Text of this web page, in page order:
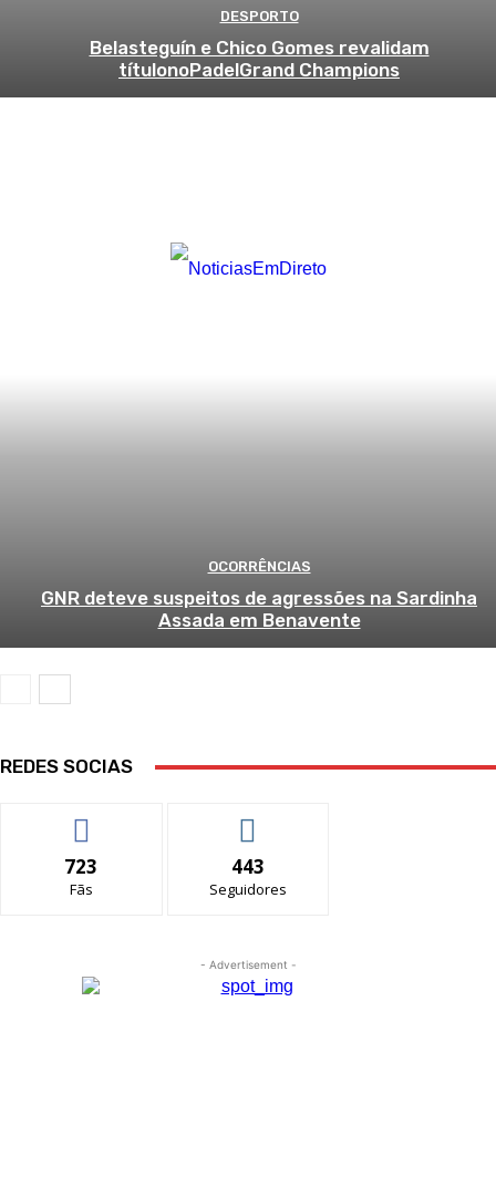
DESPORTO
Belasteguín e Chico Gomes revalidam
títulonoPadelGrand Champions
OCORRÊNCIAS
GNR deteve suspeitos de agressões na Sardinha
Assada em Benavente
REDES SOCIAS
723
Fãs
443
Seguidores
- Advertisement -